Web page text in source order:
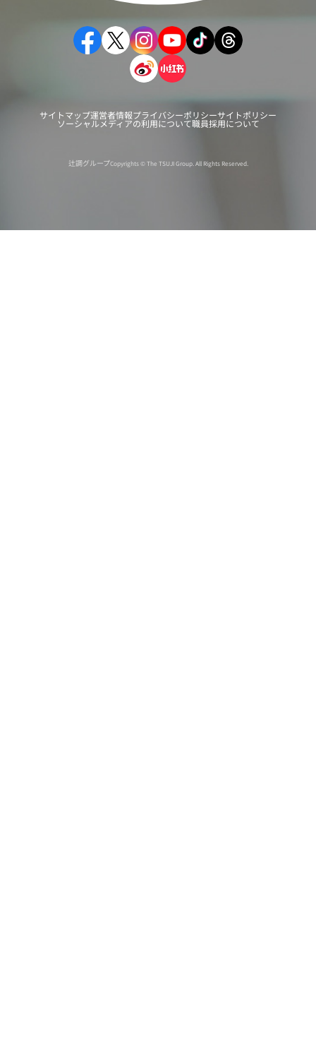
サイトマップ運営者情報プライバシーポリシーサイトポリシー
ソーシャルメディアの利用について職員採用について
辻調グループCopyrights © The TSUJI Group. All Rights Reserved.